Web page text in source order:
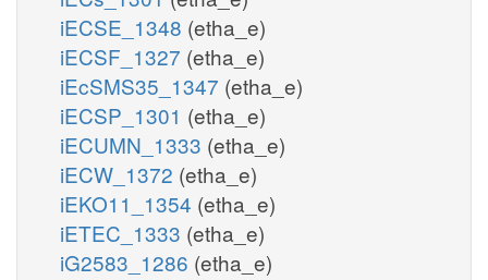
iECSE_1348 (etha_e)
iECSF_1327 (etha_e)
iEcSMS35_1347 (etha_e)
iECSP_1301 (etha_e)
iECUMN_1333 (etha_e)
iECW_1372 (etha_e)
iEKO11_1354 (etha_e)
iETEC_1333 (etha_e)
iG2583_1286 (etha_e)